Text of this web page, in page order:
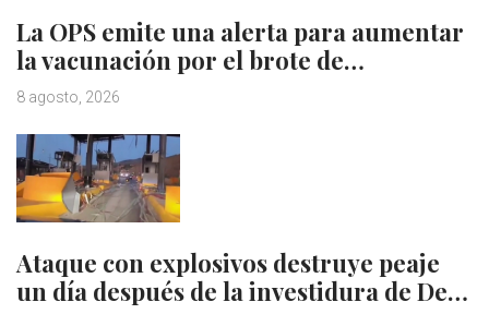
La OPS emite una alerta para aumentar
la vacunación por el brote de…
8 agosto, 2026
Ataque con explosivos destruye peaje
un día después de la investidura de De…